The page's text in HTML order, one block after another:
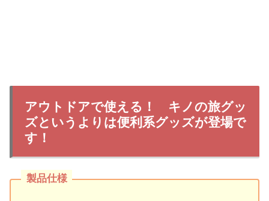
アウトドアで使える！ キノの旅グッ
ズというよりは便利系グッズが登場で
す！